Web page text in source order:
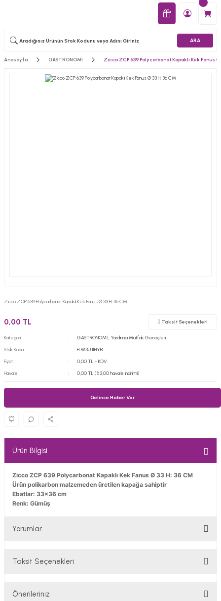
ARA
Anasayfa GASTRONOMİ Zicco ZCP 639 Polycarbonat Kapaklı Kek Fanus Ø
Zicco ZCP 639 Polycarbonat Kapaklı Kek Fanus Ø 33 H: 36 CM
0,00 TL Taksit Seçenekleri
Kategori GASTRONOMİ, Yardımcı Mutfak Gereçleri
Stok Kodu
FLW3UJ1HYB
Fiyat
0,00 TL + KDV
Havale
0,00 TL (%3,00 havale indirimi)
Gelince Haber Ver
Ürün Bilgisi
Zicco ZCP 639 Polycarbonat Kapaklı Kek Fanus Ø 33 H: 36 CM
Ürün polikarbon malzemeden üretilen kapağa sahiptir
Ebatlar: 33x36 cm
Renk: Gümüş
Yorumlar
Taksit Seçenekleri
Önerileriniz